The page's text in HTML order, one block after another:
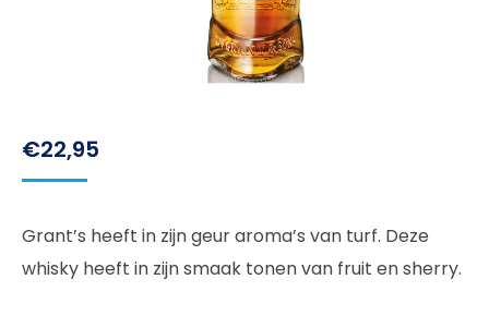
€22,95
Grant’s heeft in zijn geur aroma’s van turf. Deze
whisky heeft in zijn smaak tonen van fruit en sherry.